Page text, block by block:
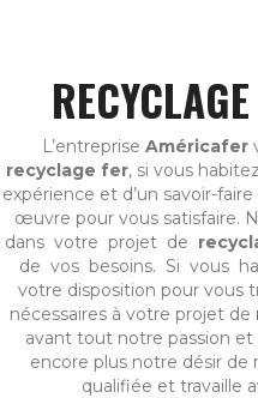
L’entreprise Américafer
recyclage fer, si vous
expérience et d’un savoir-
œuvre pour vous satisfaire.
dans votre projet de
de vos besoins. Si vous
votre disposition pour vous
nécessaires à votre projet de
avant tout notre passion
encore plus notre désir de
qualifiée et travaille